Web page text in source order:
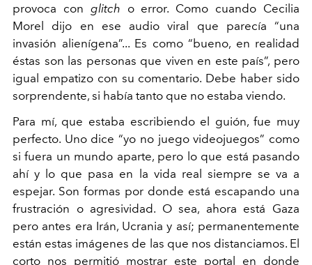
provoca con glitch o error. Como cuando Cecilia
Morel dijo en ese audio viral que parecía “una
invasión alienígena”... Es como “bueno, en realidad
éstas son las personas que viven en este país”, pero
igual empatizo con su comentario. Debe haber sido
sorprendente, si había tanto que no estaba viendo.
Para mí, que estaba escribiendo el guión, fue muy
perfecto. Uno dice “yo no juego videojuegos” como
si fuera un mundo aparte, pero lo que está pasando
ahí y lo que pasa en la vida real siempre se va a
espejar. Son formas por donde está escapando una
frustración o agresividad. O sea, ahora está Gaza
pero antes era Irán, Ucrania y así; permanentemente
están estas imágenes de las que nos distanciamos. El
corto nos permitió mostrar este portal en donde